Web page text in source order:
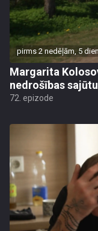
pirms 2 nedēļām, 5
Margarita
nedrošības
72. epizode